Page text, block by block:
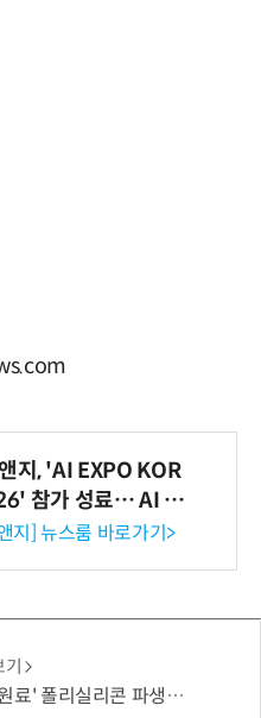
지, 'AI EXPO KOR
참가 성료… AI 전
아우르는 통합 솔루
지] 뉴스룸 바로가기>
리콘 파생상품에 15% 관세